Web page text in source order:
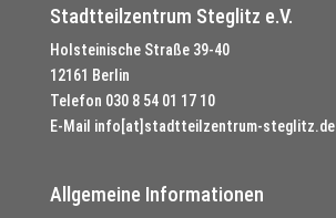
Stadtteilzentrum Steglitz e.V.
Holsteinische Straße 39-40
12161 Berlin
Telefon 030 8 54 01 17 10
E-Mail info[at]stadtteilzentrum-steglitz.de
Allgemeine Informationen